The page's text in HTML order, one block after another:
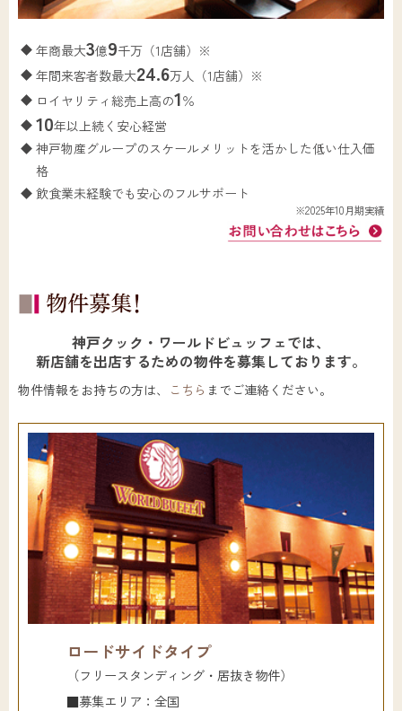
年商最大3億9千万（1店舗）※
年間来客者数最大24.6万人（1店舗）※
ロイヤリティ総売上高の1％
10年以上続く安心経営
神戸物産グループのスケールメリットを活かした低い仕入価
格
飲食業未経験でも安心のフルサポート
※2025年10月期実績
神戸クック・ワールドビュッフェでは、
新店舗を出店するための物件を募集しております。
物件情報をお持ちの方は、 こちら までご連絡ください。
ロードサイドタイプ
（フリースタンディング・居抜き物件）
■募集エリア：全国